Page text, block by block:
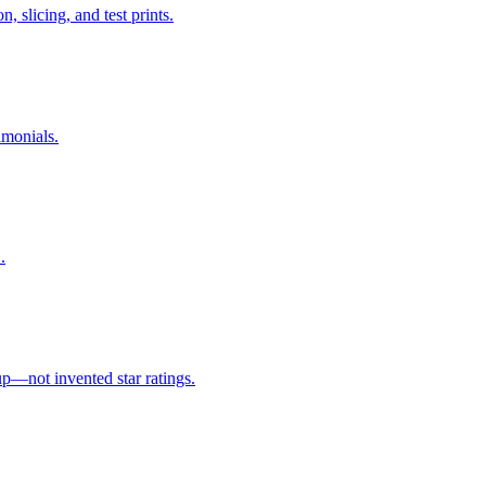
slicing, and test prints.
invented star ratings.